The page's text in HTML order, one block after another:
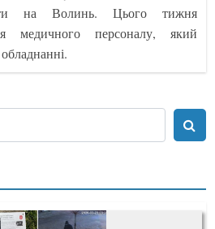
на Волинь. Цього тижня
медичного персоналу, який